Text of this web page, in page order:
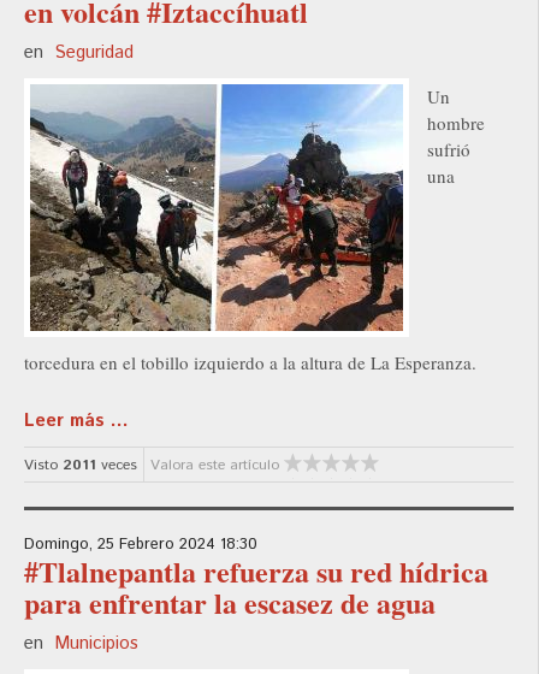
en volcán #Iztaccíhuatl
en Seguridad
Un
hombre
sufrió
una
torcedura en el tobillo izquierdo a la altura de La Esperanza.
Leer más ...
Visto 2011 veces Valora este artículo
Domingo, 25 Febrero 2024 18:30
#Tlalnepantla refuerza su red hídrica
para enfrentar la escasez de agua
en Municipios